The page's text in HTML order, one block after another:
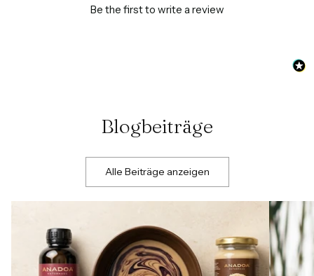
Be the first to write a review
Blogbeiträge
Alle Beiträge anzeigen